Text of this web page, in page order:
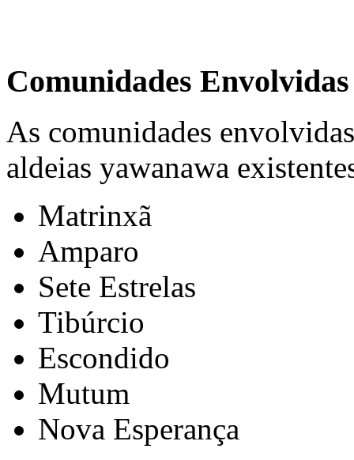
Comunidades Envolvidas
As comunidades
aldeias yawanawa
Matrinxã
Amparo
Sete Estrelas
Tibúrcio
Escondido
Mutum
Nova Esperança